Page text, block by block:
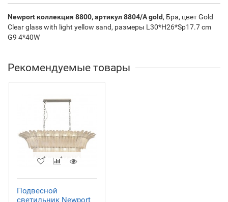
Newport коллекция 8800, артикул 8804/A gold, Бра, цвет Gold
Clear glass with light yellow sand, размеры L30*H26*Sp17.7 cm
G9 4*40W
Рекомендуемые товары
Подвесной
светильник Newport